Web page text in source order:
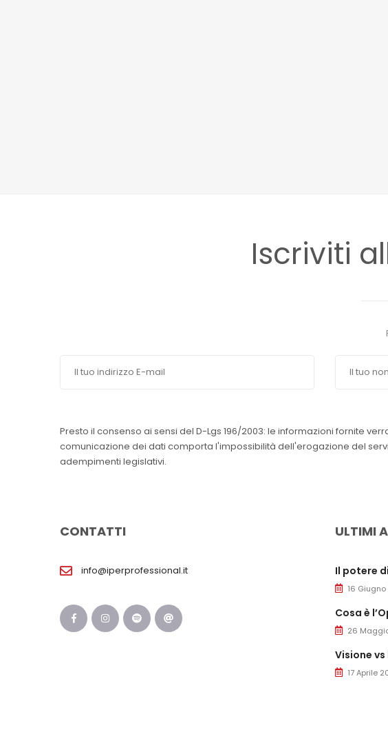
Iscriviti
Presto il consenso ai sensi del D-Lgs 196/2003: le informazioni fornite
comunicazione dei dati comporta l'impossibilità dell'erogazione del
adempimenti legislativi.
CONTATTI
info@iperprofessional.it
ULTIMI
Il potere
16
Cosa è
26
Visione
17 Aprile